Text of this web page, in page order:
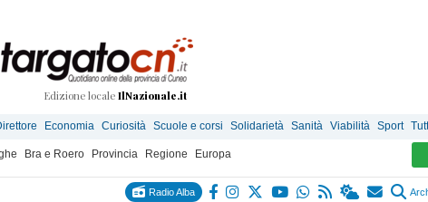
Edizione locale IlNazionale.it
Economia Curiosità Scuole e corsi Solidarietà Sanità Viabilità Sport
Bra e Roero Provincia Regione Europa
Radio Alba